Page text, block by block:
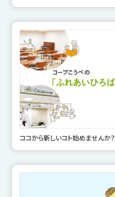
ココから新しいコト始めませんか？